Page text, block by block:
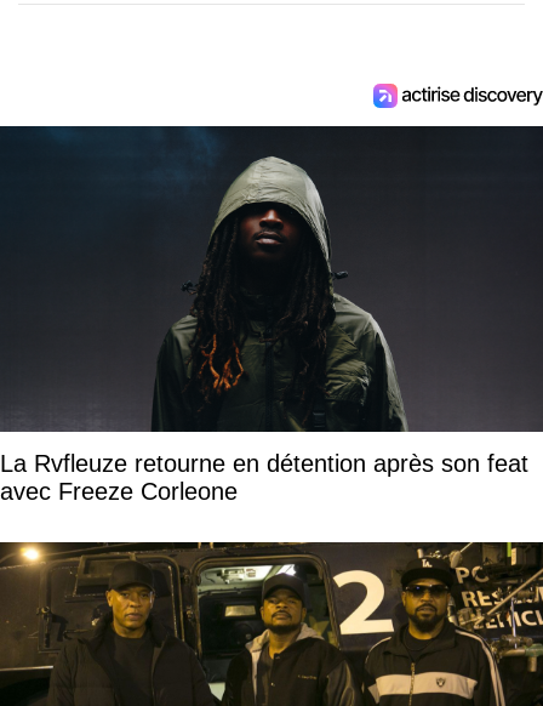
La Rvfleuze retourne en détention après son feat
avec Freeze Corleone